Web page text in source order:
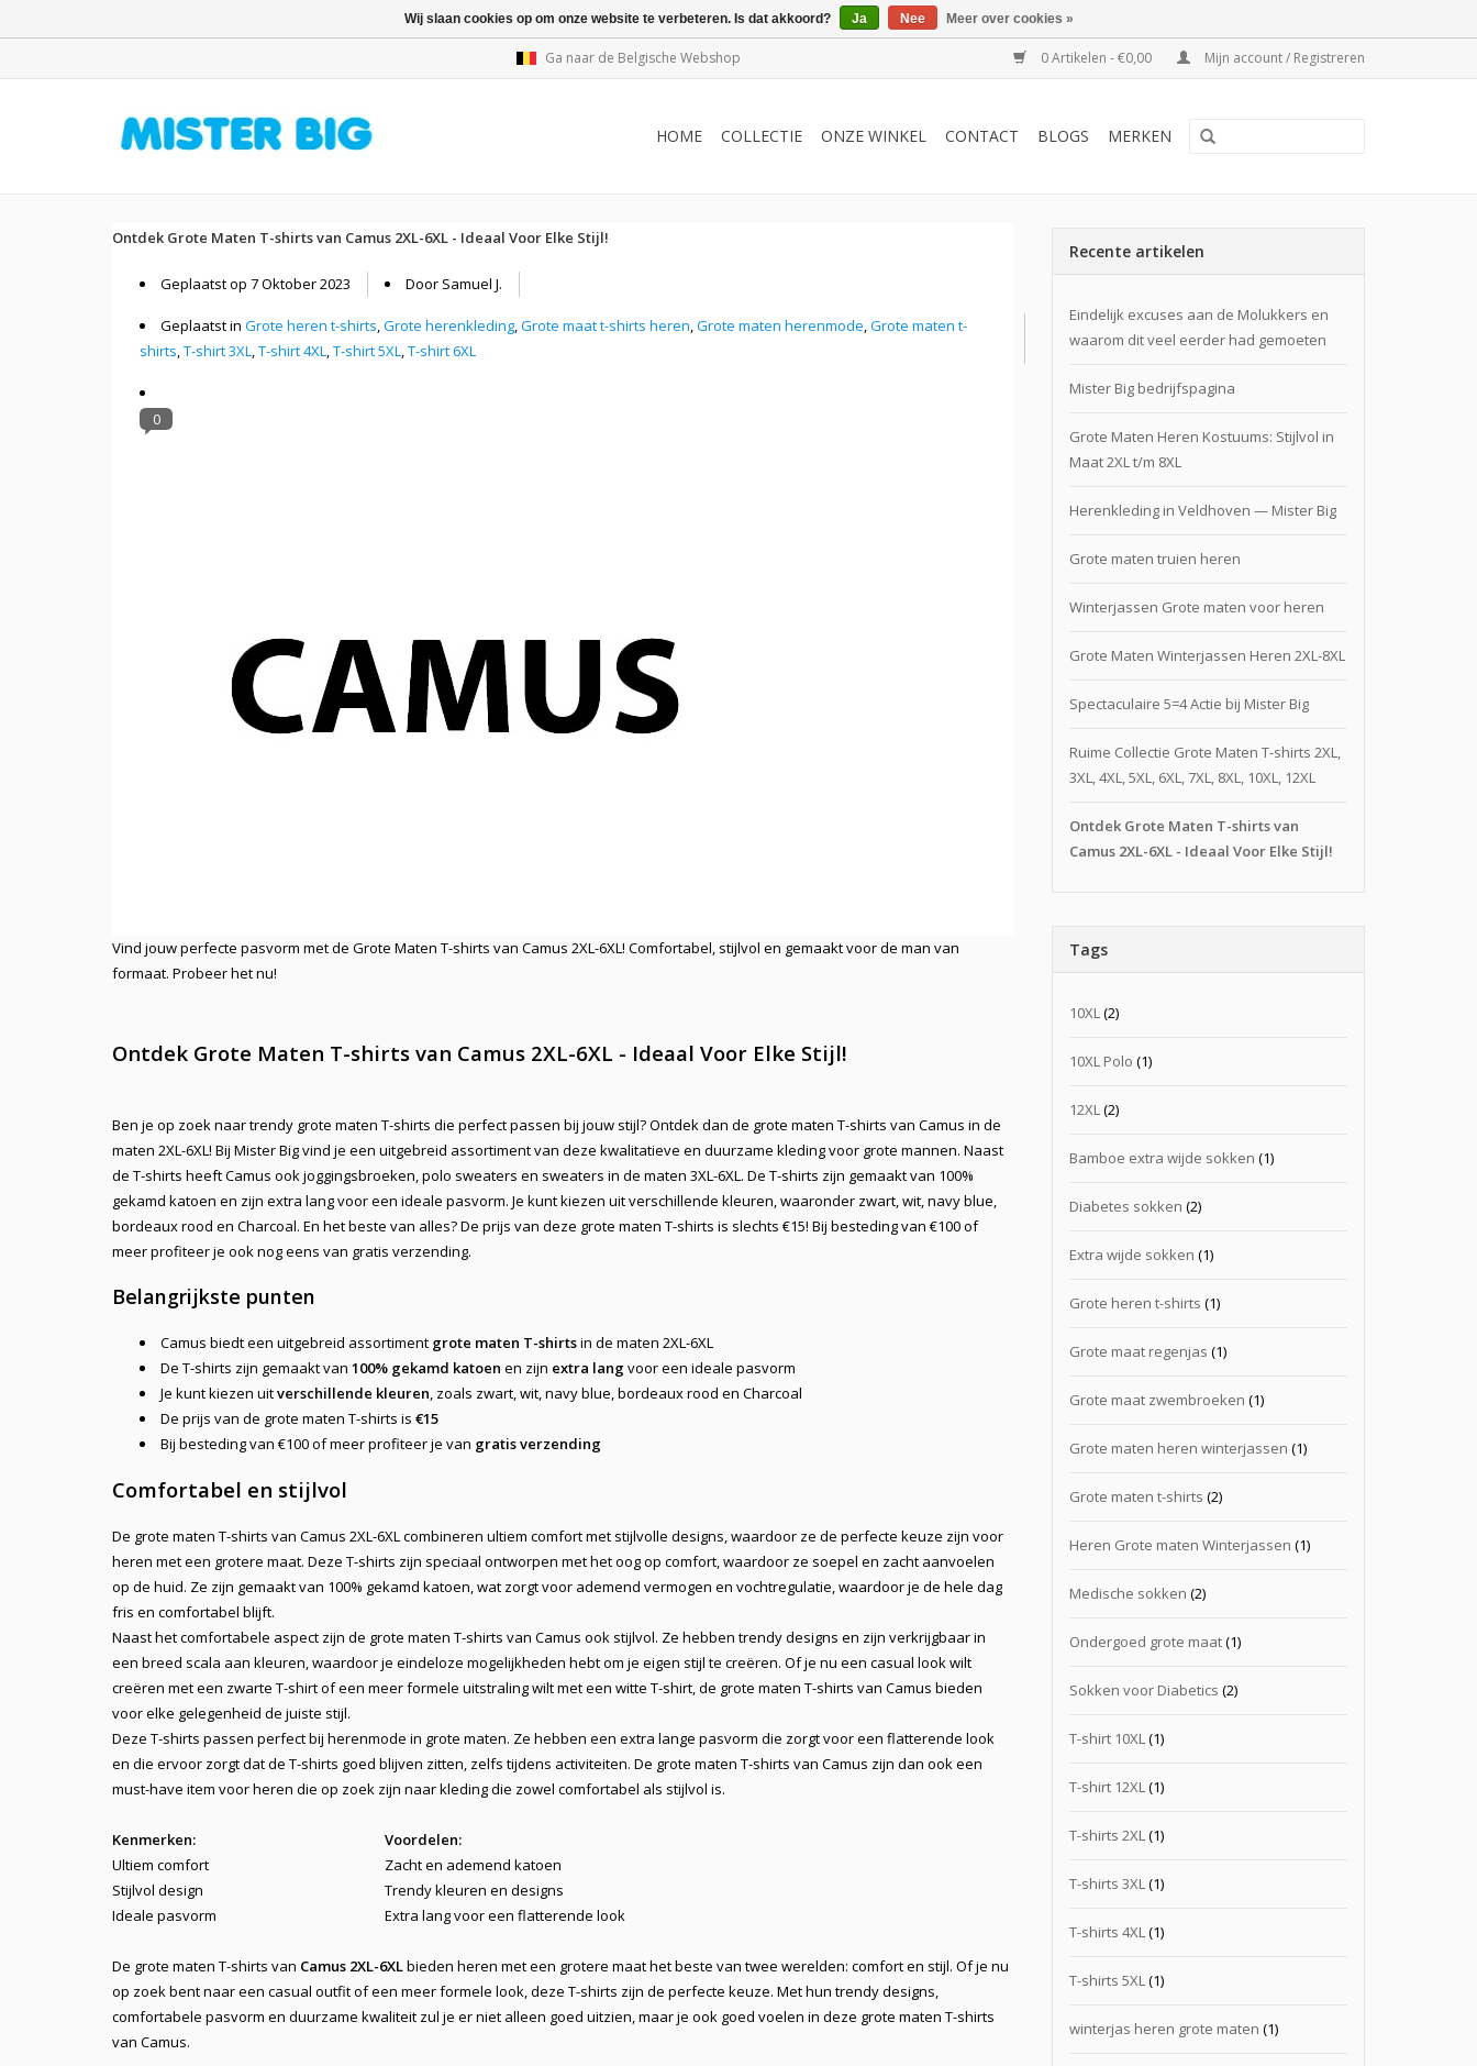
Ga naar de Belgische Webshop 0 Artikelen - €0,00 Mijn account / Registreren
HOME COLLECTIE ONZE WINKEL CONTACT BLOGS MERKEN
Ontdek Grote Maten T-shirts van Camus 2XL-6XL - Ideaal Voor Elke Stijl!
Geplaatst op 7 Oktober 2023 Door Samuel J.
Geplaatst in Grote heren t-shirts,Grote herenkleding,Grote maat t-shirts heren,Grote maten herenmode,Grote maten t-
shirts,T-shirt 3XL,T-shirt 4XL,T-shirt 5XL,T-shirt 6XL
0
Vind jouw perfecte pasvorm met de Grote Maten T-shirts van Camus 2XL-6XL! Comfortabel, stijlvol en gemaakt voor de man van
formaat. Probeer het nu!
Ontdek Grote Maten T-shirts van Camus 2XL-6XL - Ideaal Voor Elke Stijl!
Ben je op zoek naartrendy grote maten T-shirts die perfect passen bij jouw stijl? Ontdek dan de grote maten T-shirts van Camus in de
maten 2XL-6XL! Bij Mister Big vind je een uitgebreid assortiment van deze kwalitatieve en duurzame kleding voor grote mannen. Naast
de T-shirts heeft Camus ook joggingsbroeken, polo sweaters en sweaters in de maten 3XL-6XL. De T-shirts zijn gemaakt van 100%
gekamd katoen en zijn extra lang voor een ideale pasvorm. Je kunt kiezen uit verschillende kleuren, waaronder zwart, wit, navy blue,
bordeaux rood en Charcoal. En het beste van alles? De prijs van deze grote maten T-shirts is slechts €15! Bij besteding van €100 of
meer profiteer je ook nog eens van gratis verzending.
Belangrijkste punten
Camus biedt een uitgebreid assortiment grote maten T-shirtsin de maten 2XL-6XL
De T-shirts zijn gemaakt van 100% gekamd katoen en zijn extra langvoor een ideale pasvorm
Je kunt kiezen uitverschillende kleuren, zoals zwart, wit, navy blue, bordeaux rood en Charcoal
De prijs van de grote maten T-shirts is €15
Bij besteding van €100 of meer profiteer je van gratis verzending
Comfortabel en stijlvol
De grote maten T-shirts van Camus 2XL-6XLcombineren ultiem comfort met stijlvolle designs, waardoor ze de perfecte keuze zijn voor
heren met een grotere maat. Deze T-shirts zijn speciaal ontworpen met het oog op comfort, waardoor ze soepel en zacht aanvoelen
op de huid. Ze zijn gemaakt van 100% gekamd katoen, wat zorgt voor ademend vermogen en vochtregulatie, waardoor je de hele dag
fris en comfortabel blijft.
Naast het comfortabele aspect zijn de grote maten T-shirts van Camus ook stijlvol. Ze hebben trendy designs en zijn verkrijgbaar in
een breed scala aan kleuren, waardoor je eindeloze mogelijkheden hebt om je eigen stijl te creëren. Of je nu een casual look wilt
creëren met een zwarte T-shirt of een meer formele uitstraling wilt met een witte T-shirt, de grote maten T-shirts van Camus bieden
voor elke gelegenheid de juiste stijl.
Deze T-shirts passen perfect bij herenmode in grote maten. Ze hebben een extra lange pasvorm die zorgt voor een flatterende look
en die ervoor zorgt dat de T-shirts goed blijven zitten, zelfs tijdens activiteiten. De grote maten T-shirts van Camus zijn dan ook een
must-have item voor heren die op zoek zijn naar kleding die zowel comfortabel als stijlvol is.
Kenmerken:
Voordelen:
Ultiem comfort
Zacht en ademend katoen
Stijlvol design
Trendy kleuren en designs
Ideale pasvorm
Extra lang voor een flatterende look
De grote maten T-shirts van Camus 2XL-6XLbieden heren met een grotere maat het beste van twee werelden: comfort en stijl. Of je nu
op zoek bent naar een casual outfit of een meer formele look, deze T-shirts zijn de perfecte keuze. Met hun trendy designs,
comfortabele pasvorm en duurzame kwaliteit zul je er niet alleen goed uitzien, maar je ook goed voelen in deze grote maten T-shirts
van Camus.
Recente artikelen
Eindelijk excuses aan de Molukkers en
waarom dit veel eerder had gemoeten
Mister Big bedrijfspagina
Grote Maten Heren Kostuums: Stijlvol in
Maat 2XL t/m 8XL
Herenkleding in Veldhoven — Mister Big
Grote maten truien heren
Winterjassen Grote maten voor heren
Grote Maten Winterjassen Heren 2XL-8XL
Spectaculaire 5=4 Actie bij Mister Big
Ruime Collectie Grote Maten T-shirts 2XL,
3XL, 4XL, 5XL, 6XL, 7XL, 8XL, 10XL, 12XL
Ontdek Grote Maten T-shirts van
Camus 2XL-6XL - Ideaal Voor Elke Stijl!
Tags
10XL(2)
10XL Polo (1)
12XL(2)
Bamboe extra wijde sokken (1)
Diabetes sokken (2)
Extra wijde sokken (1)
Grote heren t-shirts (1)
Grote maat regenjas (1)
Grote maat zwembroeken (1)
Grote maten heren winterjassen (1)
Grote maten t-shirts (2)
Heren Grote maten Winterjassen (1)
Medische sokken (2)
Ondergoed grote maat(1)
Sokken voor Diabetics (2)
T-shirt 10XL(1)
T-shirt 12XL(1)
T-shirts 2XL(1)
T-shirts 3XL(1)
T-shirts 4XL(1)
T-shirts 5XL(1)
winterjas heren grote maten (1)
Wij slaan cookies op om onze website te verbeteren. Is dat akkoord? Ja Nee Meer over cookies »